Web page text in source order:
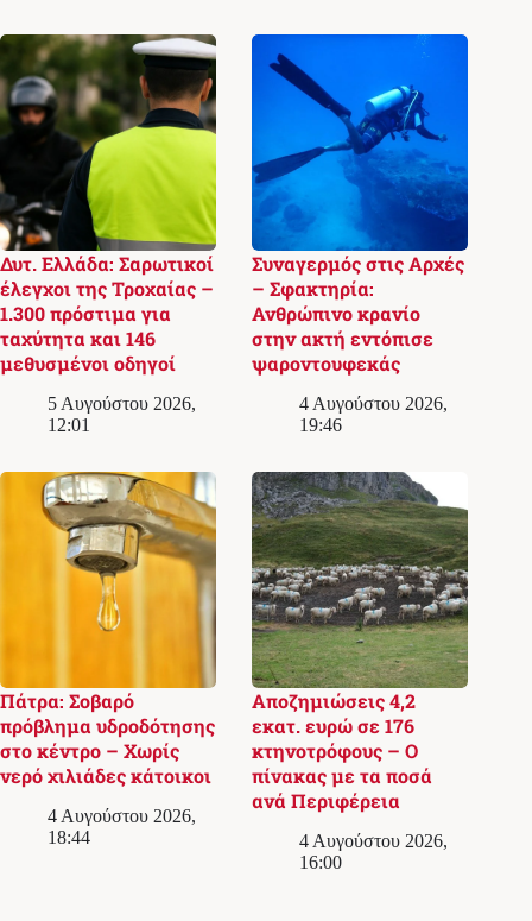
Δυτ. Ελλάδα: Σαρωτικοί
έλεγχοι της Τροχαίας –
1.300 πρόστιμα για
ταχύτητα και 146
μεθυσμένοι οδηγοί
5 Αυγούστου 2026,
12:01
Συναγερμός στις Αρχές
– Σφακτηρία:
Ανθρώπινο κρανίο
στην ακτή εντόπισε
ψαροντουφεκάς
4 Αυγούστου 2026,
19:46
Πάτρα: Σοβαρό
πρόβλημα υδροδότησης
στο κέντρο – Χωρίς
νερό χιλιάδες κάτοικοι
4 Αυγούστου 2026,
18:44
Αποζημιώσεις 4,2
εκατ. ευρώ σε 176
κτηνοτρόφους – Ο
πίνακας με τα ποσά
ανά Περιφέρεια
4 Αυγούστου 2026,
16:00